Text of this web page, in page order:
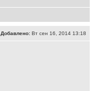
Добавлено: Вт сен 16, 2014 13:18